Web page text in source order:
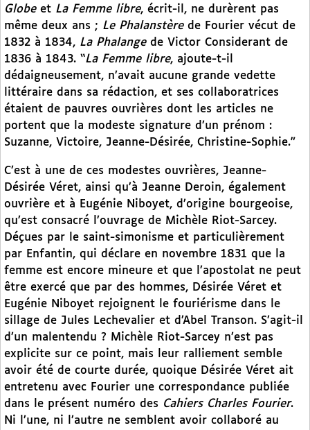
Globeet La Femme libre, écrit-il, ne durèrent pas
même deux ans ; Le Phalanstèrede Fourier vécut de
1832 à 1834, La Phalangede Victor Considerant de
1836 à 1843. “La Femme libre, ajoute-t-il
dédaigneusement, n’avait aucune grande vedette
littéraire dans sa rédaction, et ses collaboratrices
étaient de pauvres ouvrières dont les articles ne
portent que la modeste signature d’un prénom :
Suzanne, Victoire, Jeanne-Désirée, Christine-Sophie.”
C’est à une de ces modestes ouvrières, Jeanne-
Désirée Véret, ainsi qu’à Jeanne Deroin, également
ouvrière et à Eugénie Niboyet, d’origine bourgeoise,
qu’est consacré l’ouvrage de Michèle Riot-Sarcey.
Déçues par le saint-simonisme et particulièrement
par Enfantin, qui déclare en novembre 1831 que la
femme est encore mineure et que l’apostolat ne peut
être exercé que par des hommes, Désirée Véret et
Eugénie Niboyet rejoignent le fouriérisme dans le
sillage de Jules Lechevalier et d’Abel Transon. S’agit-il
d’un malentendu ? Michèle Riot-Sarcey n’est pas
explicite sur ce point, mais leur ralliement semble
avoir été de courte durée, quoique Désirée Véret ait
entretenu avec Fourier une correspondance publiée
dans le présent numéro des Cahiers Charles Fourier.
Ni l’une, ni l’autre ne semblent avoir collaboré au